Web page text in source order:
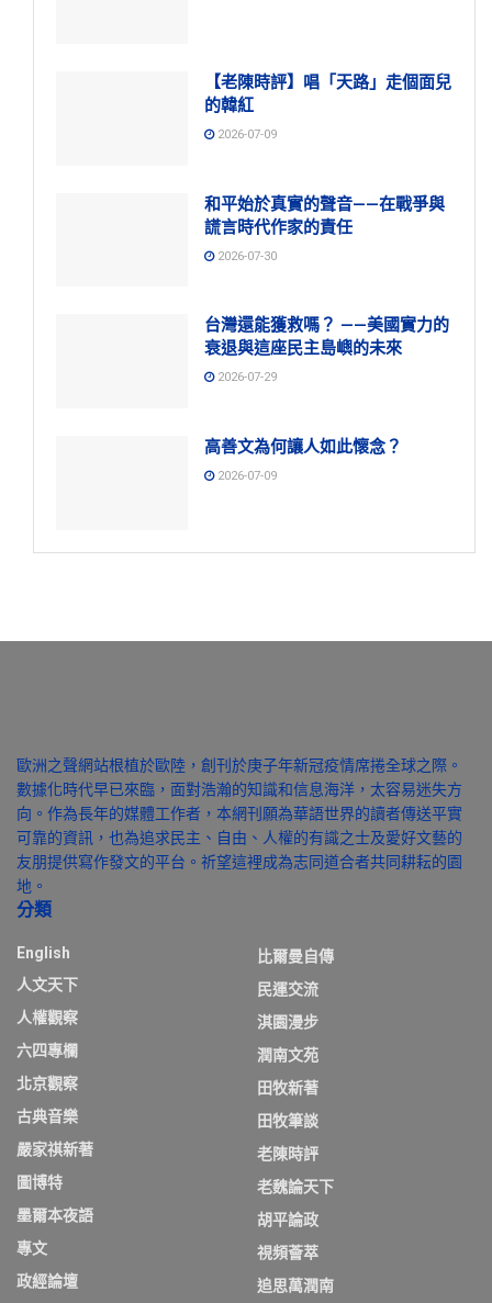
【老陳時評】唱「天路」走個面兒
的韓紅
2026-07-09
和平始於真實的聲音——在戰爭與
謊言時代作家的責任
2026-07-30
台灣還能獲救嗎？ ——美國實力的
衰退與這座民主島嶼的未來
2026-07-29
高善文為何讓人如此懷念？
2026-07-09
歐洲之聲網站根植於歐陸，創刊於庚子年新冠疫情席捲全球之際。
數據化時代早已來臨，面對浩瀚的知識和信息海洋，太容易迷失方
向。作為長年的媒體工作者，本網刊願為華語世界的讀者傳送平實
可靠的資訊，也為追求民主、自由、人權的有識之士及愛好文藝的
友朋提供寫作發文的平台。祈望這裡成為志同道合者共同耕耘的園
地。
分類
English
人文天下
人權觀察
六四專欄
北京觀察
古典音樂
嚴家祺新著
圖博特
墨爾本夜語
專文
政經論壇
比爾曼自傳
民運交流
淇園漫步
潤南文苑
田牧新著
田牧筆談
老陳時評
老魏論天下
胡平論政
視頻薈萃
追思萬潤南